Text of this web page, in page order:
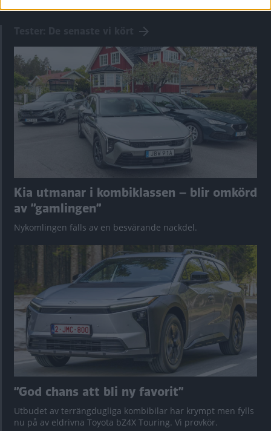
Kia utmanar i kombiklassen – blir omkörd
av ”gamlingen”
Nykomlingen fälls av en besvärande nackdel.
”God chans att bli ny favorit”
Utbudet av terrängdugliga kombibilar har krympt men fylls
nu på av eldrivna Toyota bZ4X Touring. Vi provkör.